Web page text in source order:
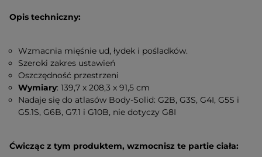
Opis techniczny:
Wzmacnia mięśnie ud, łydek i pośladków.
Szeroki zakres ustawień
Oszczędność przestrzeni
Wymiary: 139,7 x 208,3 x 91,5 cm
Nadaje się do atlasów Body-Solid: G2B, G3S, G4I, G5S i
G5.1S, G6B, G7.1 i G10B, nie dotyczy G8I
Ćwicząc z tym produktem, wzmocnisz te partie ciała: